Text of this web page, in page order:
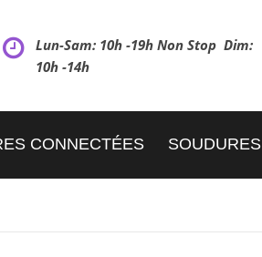
Lun-Sam: 10h -19h Non Stop Dim:
10h -14h
CONNECTÉES SOUDURES